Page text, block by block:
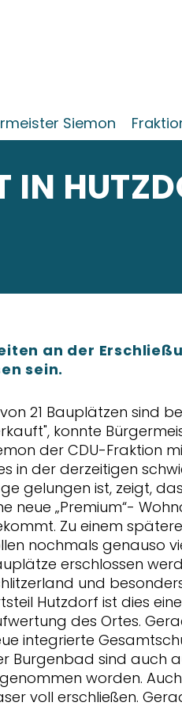
Siemon
IN
an der
sein.
21 Bauplätzen sind
konnte
der CDU-Fraktion
in der derzeitigen
gelungen ist, zeigt,
neue „Premium“-
Zu einem
nochmals genauso
erschlossen
und
Hutzdorf ist dies
des Ortes.
integrierte
Burgenbad sind auch
worden. Auch
voll erschließen.